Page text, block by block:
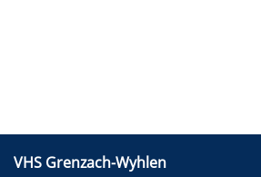
VHS Grenzach-Wyhlen